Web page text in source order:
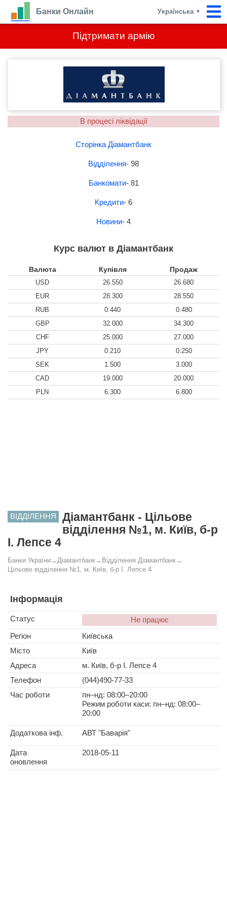
Підтримати армію
Банки Онлайн Українська ▼
В процесі ліквідації
Сторінка Діамантбанк
Відділення- 98
Банкомати- 81
Кредити- 6
Новини- 4
Курс валют в Діамантбанк
Валюта Купівля Продаж
USD 26.550
26.680
EUR
28.300
28.550
RUB
0.440
0.480
GBP
32.000
34.300
CHF
25.000
27.000
JPY
0.210
0.250
SEK
1.500
3.000
CAD
19.000
20.000
PLN
6.300 6.800
ВІДДІЛЕННЯ
Діамантбанк - Цільове
відділення №1, м. Київ, б-р
І. Лепсе 4
Банки України→ Діамантбанк→ Відділення Діамантбанк→
Цільове відділення №1, м. Київ, б-р І. Лепсе 4
Інформація
Статус
Не працює
Регіон
Київська
Місто
Київ
Адреса
м. Київ, б-р І. Лепсе 4
Телефон
(044)490-77-33
Час роботи
пн–нд: 08:00–20:00
Режим роботи каси: пн–нд: 08:00–
20:00
Додаткова інф. АВТ "Баварія"
Дата
оновлення
2018-05-11